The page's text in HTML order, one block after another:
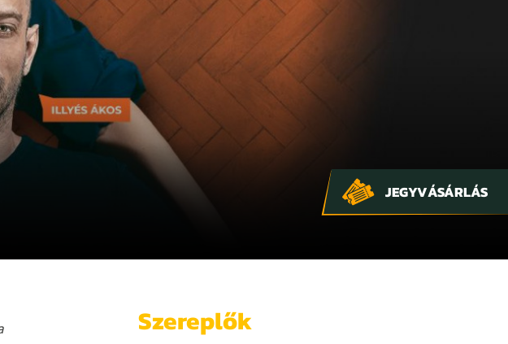
JEGYVÁSÁRLÁS
Szereplők